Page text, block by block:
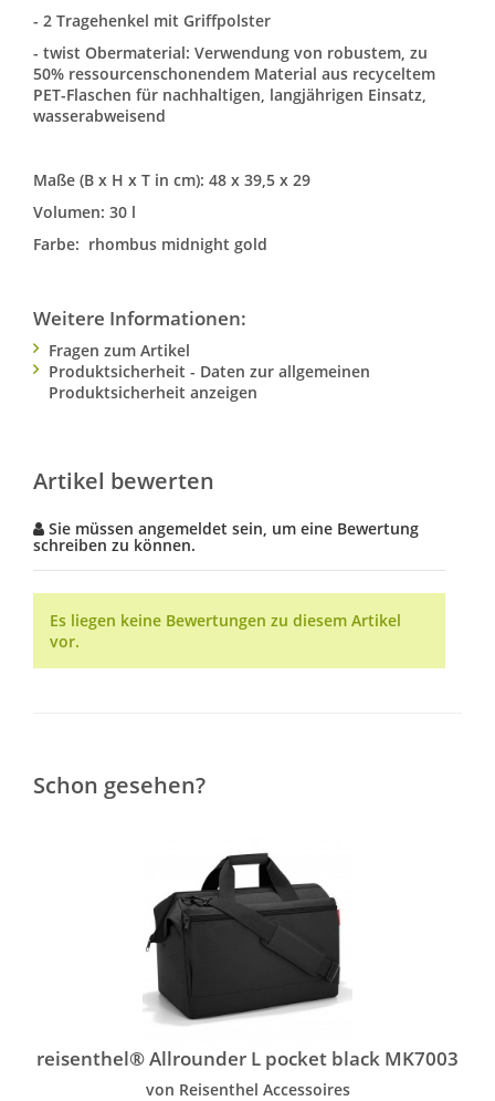
- 2 Tragehenkel mit Griffpolster
- twist Obermaterial: Verwendung von robustem, zu
50% ressourcenschonendem Material aus recyceltem
PET-Flaschen für nachhaltigen, langjährigen Einsatz,
wasserabweisend
Maße (B x H x T in cm): 48 x 39,5 x 29
Volumen: 30 l
Farbe: rhombus midnight gold
Weitere Informationen:
Fragen zum Artikel
Produktsicherheit - Daten zur allgemeinen
Produktsicherheit anzeigen
Artikel bewerten
Sie müssen angemeldet sein, um eine Bewertung
schreiben zu können.
Es liegen keine Bewertungen zu diesem Artikel
vor.
Schon gesehen?
reisenthel® Allrounder L pocket black MK7003
von Reisenthel Accessoires